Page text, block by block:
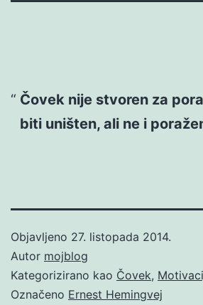
Čovek nije stvoren za
biti uništen, ali ne i
Objavljeno 27. listopada 2014.
Autor mojblog
Kategorizirano kao Čovek,
Označeno Ernest Hemingvej